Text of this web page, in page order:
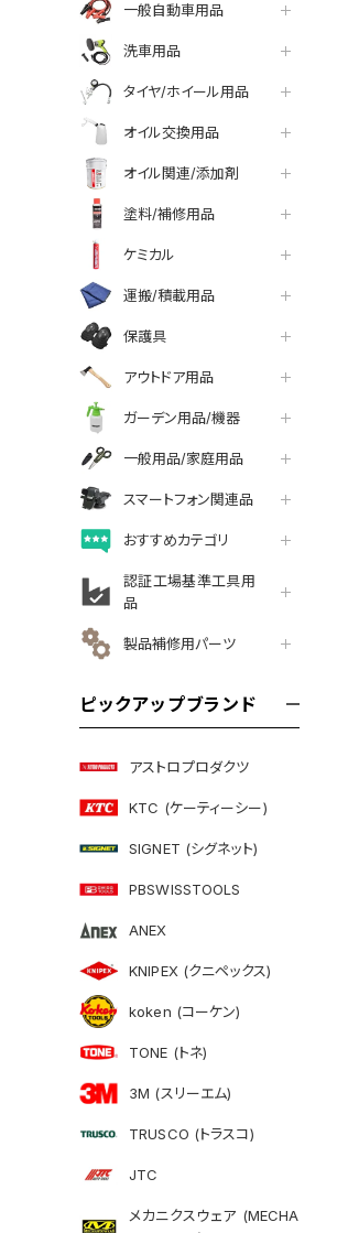
一般自動車用品
洗車用品
タイヤ/ホイール用品
オイル交換用品
オイル関連/添加剤
塗料/補修用品
ケミカル
運搬/積載用品
保護具
アウトドア用品
ガーデン用品/機器
一般用品/家庭用品
スマートフォン関連品
おすすめカテゴリ
認証工場基準工具用
品
製品補修用パーツ
ピックアップブランド
アストロプロダクツ
KTC (ケーティーシー)
SIGNET (シグネット)
PBSWISSTOOLS
ANEX
KNIPEX (クニペックス)
koken (コーケン)
TONE (トネ)
3M (スリーエム)
TRUSCO (トラスコ)
JTC
メカニクスウェア (MECHA